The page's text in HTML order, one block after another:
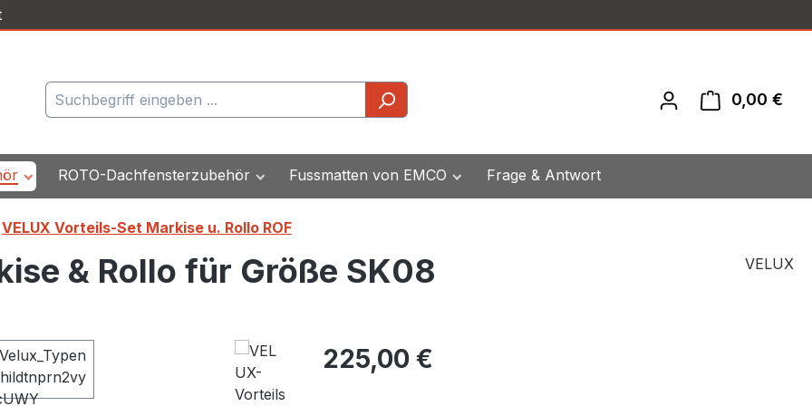
0,00 €
ROTO-Dachfensterzubehör Fussmatten von EMCO Frage & Antwort
VELUX Vorteils-Set Markise u. Rollo ROF
& Rollo für Größe SK08 VELUX
Regulärer Preis:
225,00 €